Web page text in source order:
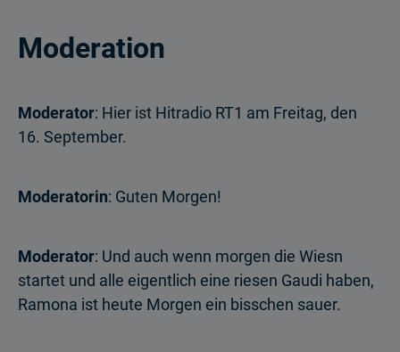
Moderation
Moderator: Hier ist Hitradio RT1 am Freitag, den
16. September.
Moderatorin: Guten Morgen!
Moderator: Und auch wenn morgen die Wiesn
startet und alle eigentlich eine riesen Gaudi haben,
Ramona ist heute Morgen ein bisschen sauer.